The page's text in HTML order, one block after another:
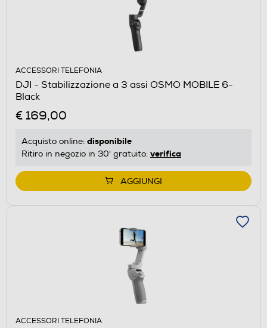
ACCESSORI TELEFONIA
DJI - Stabilizzazione a 3 assi OSMO MOBILE 6-
Black
€ 169,00
Acquisto online: disponibile
Ritiro in negozio in 30' gratuito: verifica
AGGIUNGI
ACCESSORI TELEFONIA